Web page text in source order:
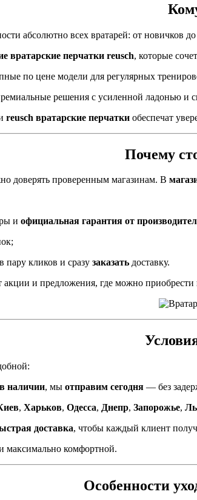
абсолютно всех вратарей: от новичков
вратарские перчатки reusch, которые
по цене модели для регулярных
решения с усиленной ладонью и
reusch вратарские перчатки обеспечат
Почему
доверять проверенным магазинам. В
и официальная гарантия от
пару кликов и сразу заказать доставку.
акции и предложения, где можно приобрести
в наличии, мы отправим сегодня — без
, Харьков, Одесса, Днепр, Запорожье,
доставка, чтобы каждый клиент
максимально комфортной.
Особенности